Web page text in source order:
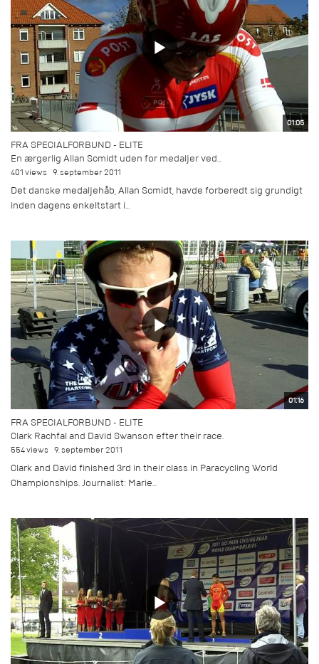
01:05
FRA SPECIALFORBUND - ELITE
En ærgerlig Allan Scmidt uden for medaljer ved...
401 views 9. september 2011
Det danske medaljehåb, Allan Scmidt, havde forberedt sig grundigt
inden dagens enkeltstart i...
01:16
FRA SPECIALFORBUND - ELITE
Clark Rachfal and David Swanson efter their race.
554 views 9. september 2011
Clark and David finished 3rd in their class in Paracycling World
Championships. Journalist: Marie...